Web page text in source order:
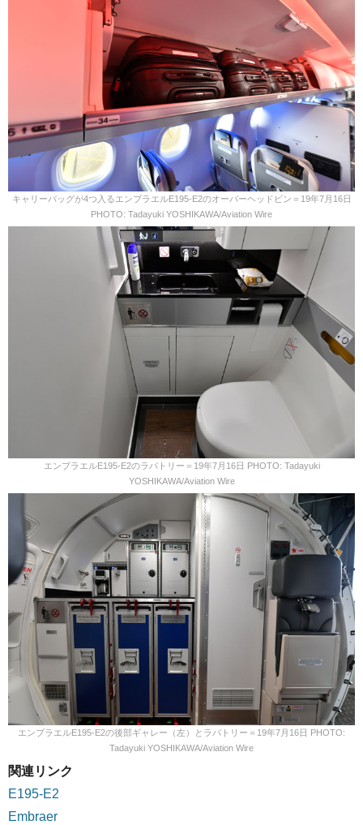
キャリーバッグが4つ入るエンブラエルE195-E2のオーバーヘッドビン＝19年7月16日
PHOTO: Tadayuki YOSHIKAWA/Aviation Wire
エンブラエルE195-E2のラバトリー＝19年7月16日 PHOTO: Tadayuki
YOSHIKAWA/Aviation Wire
エンブラエルE195-E2の後部ギャレー（左）とラバトリー＝19年7月16日 PHOTO:
Tadayuki YOSHIKAWA/Aviation Wire
関連リンク
E195-E2
Embraer